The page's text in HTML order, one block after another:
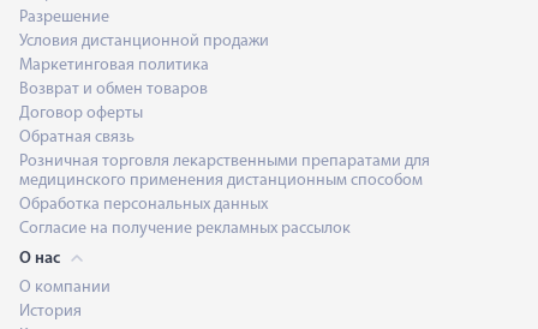
Разрешение
Условия дистанционной продажи
Маркетинговая политика
Возврат и обмен товаров
Договор оферты
Обратная связь
Розничная торговля лекарственными препаратами для
медицинского применения дистанционным способом
Обработка персональных данных
Согласие на получение рекламных рассылок
О нас
О компании
История